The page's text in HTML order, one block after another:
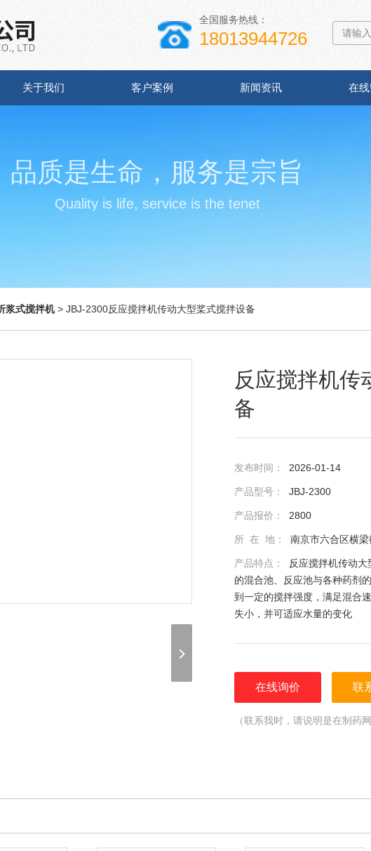
全国服务热线：
18013944726
关于我们 客户案例 新闻资讯 在
品质是生命，服务是宗旨
Quality is life, service is the tenet
浆式搅拌机> JBJ-2300反应搅拌机传动大型桨式搅拌设备
反应搅拌机传
备
发布时间： 2026-01-14
产品型号： JBJ-2300
产品报价： 2800
所 在 地： 南京市六合区横
产品特点：
反应搅拌机传动
的混合池、反应池与各种药剂
到一定的搅拌强度，满足混合
失小，并可适应水量的变化
在线询价 联
（联系我时，请说明是在制药